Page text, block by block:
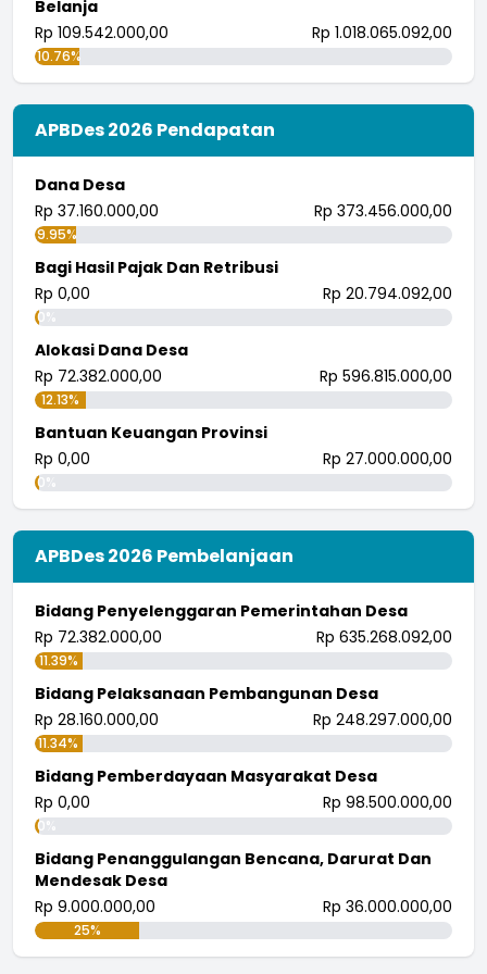
Belanja
Rp 109.542.000,00
Rp 1.018.065.092,00
10.76%
APBDes 2026 Pendapatan
Dana Desa
Rp 37.160.000,00
Rp 373.456.000,00
9.95%
Bagi Hasil Pajak Dan Retribusi
Rp 0,00
Rp 20.794.092,00
0%
Alokasi Dana Desa
Rp 72.382.000,00
Rp 596.815.000,00
12.13%
Bantuan Keuangan Provinsi
Rp 0,00
Rp 27.000.000,00
0%
APBDes 2026 Pembelanjaan
Bidang Penyelenggaran Pemerintahan Desa
Rp 72.382.000,00
Rp 635.268.092,00
11.39%
Bidang Pelaksanaan Pembangunan Desa
Rp 28.160.000,00
Rp 248.297.000,00
11.34%
Bidang Pemberdayaan Masyarakat Desa
Rp 0,00
Rp 98.500.000,00
0%
Bidang Penanggulangan Bencana, Darurat Dan
Mendesak Desa
Rp 9.000.000,00
Rp 36.000.000,00
25%